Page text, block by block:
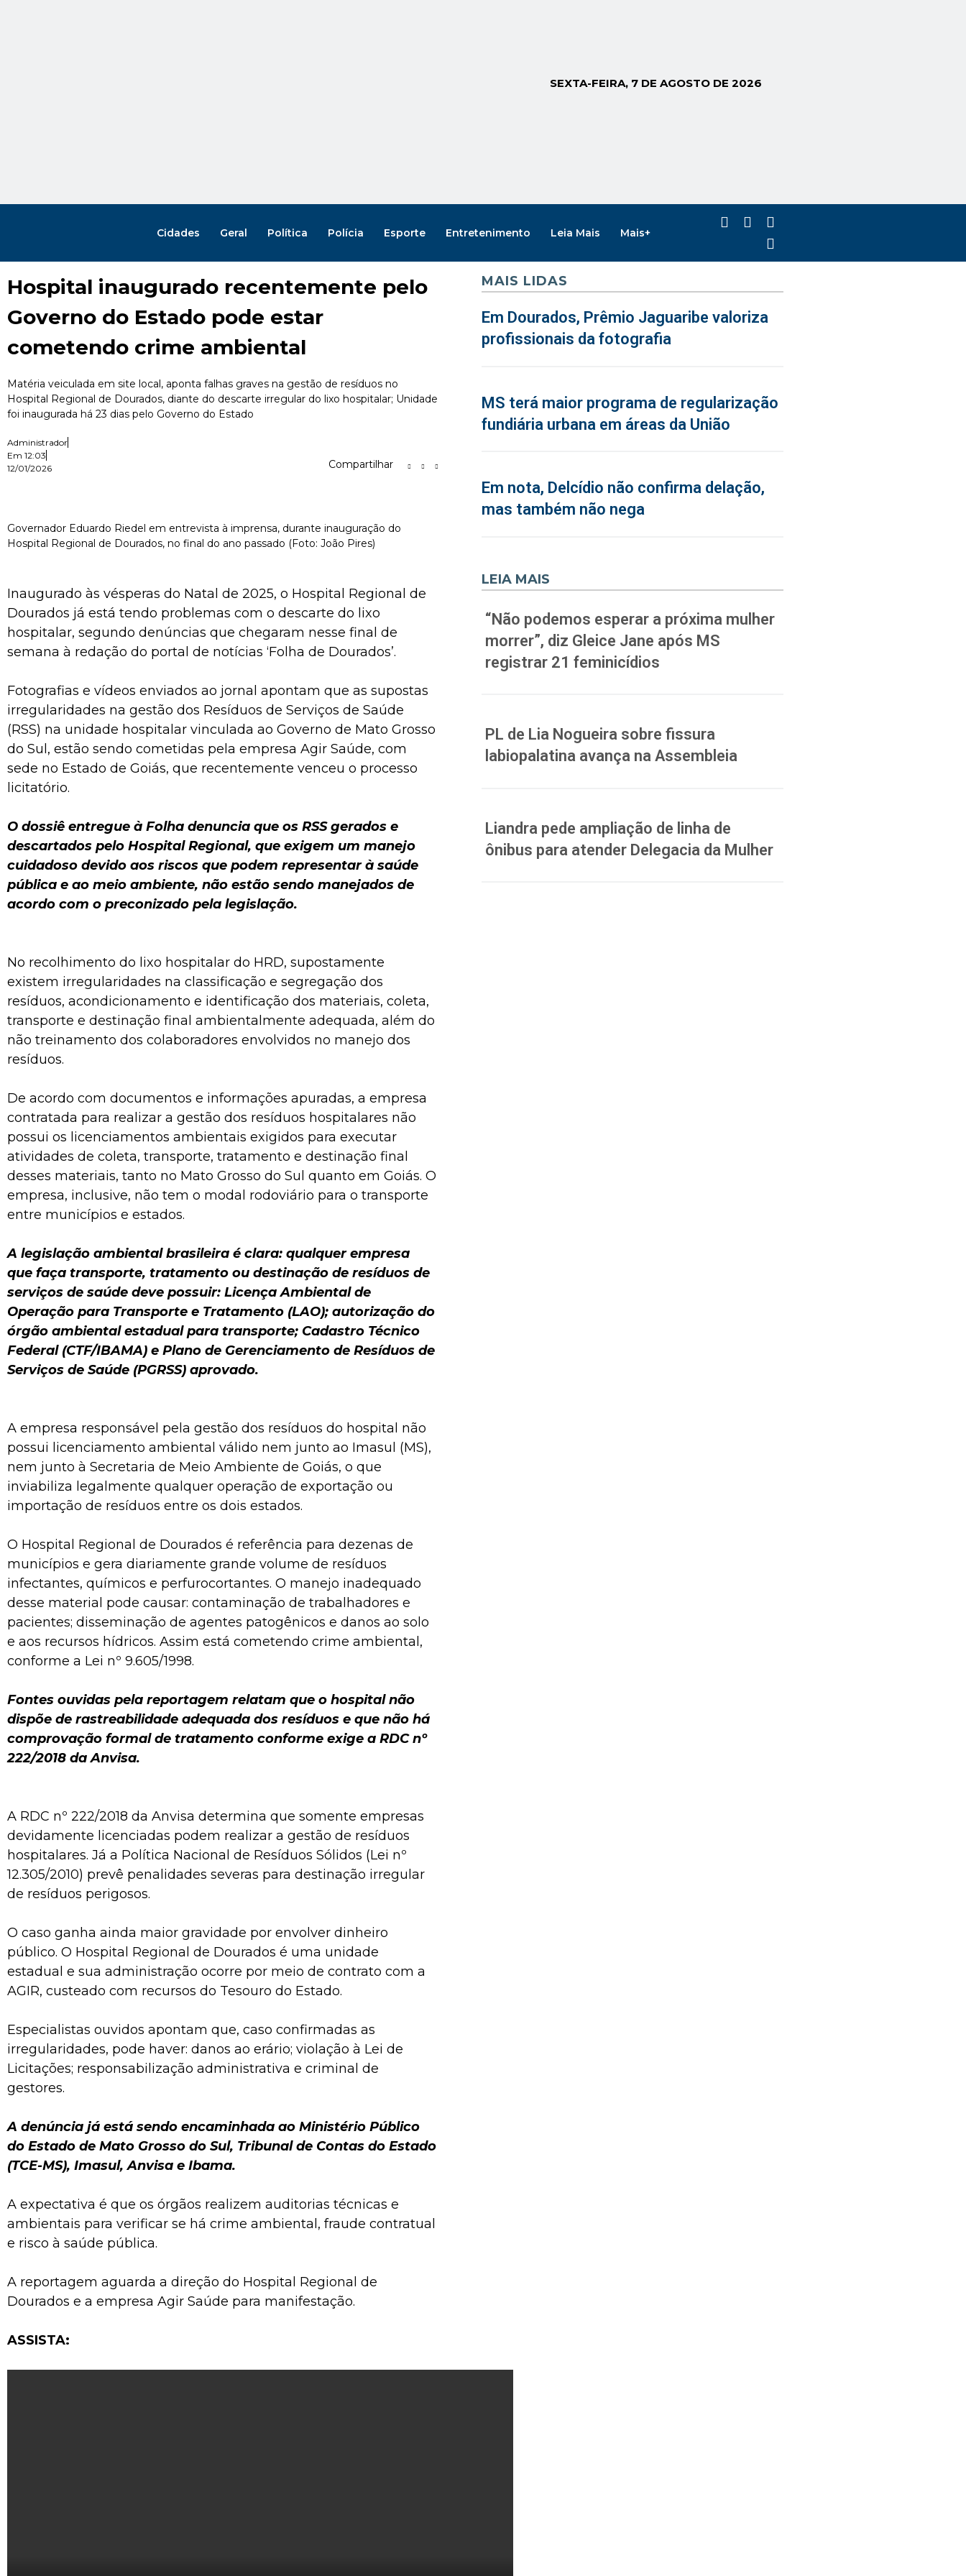
SEXTA-FEIRA, 7 DE AGOSTO DE 2026
Cidades Geral Política Polícia Esporte Entretenimento Leia Mais Mais+
Hospital inaugurado recentemente pelo
Governo do Estado pode estar
cometendo crime ambiental
Matéria veiculada em site local, aponta falhas graves na gestão de resíduos no
Hospital Regional de Dourados, diante do descarte irregular do lixo hospitalar; Unidade
foi inaugurada há 23 dias pelo Governo do Estado
Administrador
Em 12:03
12/01/2026
Compartilhar
Governador Eduardo Riedel em entrevista à imprensa, durante inauguração do
Hospital Regional de Dourados, no final do ano passado (Foto: João Pires)
Inaugurado às vésperas do Natal de 2025, o Hospital Regional de
Dourados já está tendo problemas com o descarte do lixo
hospitalar, segundo denúncias que chegaram nesse final de
semana à redação do portal de notícias ‘Folha de Dourados’.
Fotografias e vídeos enviados ao jornal apontam que as supostas
irregularidades na gestão dos Resíduos de Serviços de Saúde
(RSS) na unidade hospitalar vinculada ao Governo de Mato Grosso
do Sul, estão sendo cometidas pela empresa Agir Saúde, com
sede no Estado de Goiás, que recentemente venceu o processo
licitatório.
O dossiê entregue à Folha denuncia que os RSS gerados e
descartados pelo Hospital Regional, que exigem um manejo
cuidadoso devido aos riscos que podem representar à saúde
pública e ao meio ambiente, não estão sendo manejados de
acordo com o preconizado pela legislação.
No recolhimento do lixo hospitalar do HRD, supostamente
existem irregularidades na classificação e segregação dos
resíduos, acondicionamento e identificação dos materiais, coleta,
transporte e destinação final ambientalmente adequada, além do
não treinamento dos colaboradores envolvidos no manejo dos
resíduos.
De acordo com documentos e informações apuradas, a empresa
contratada para realizar a gestão dos resíduos hospitalares não
possui os licenciamentos ambientais exigidos para executar
atividades de coleta, transporte, tratamento e destinação final
desses materiais, tanto no Mato Grosso do Sul quanto em Goiás. O
empresa, inclusive, não tem o modal rodoviário para o transporte
entre municípios e estados.
A legislação ambiental brasileira é clara: qualquer empresa
que faça transporte, tratamento ou destinação de resíduos de
serviços de saúde deve possuir: Licença Ambiental de
Operação para Transporte e Tratamento (LAO); autorização do
órgão ambiental estadual para transporte; Cadastro Técnico
Federal (CTF/IBAMA) e Plano de Gerenciamento de Resíduos de
Serviços de Saúde (PGRSS) aprovado.
A empresa responsável pela gestão dos resíduos do hospital não
possui licenciamento ambiental válido nem junto ao Imasul (MS),
nem junto à Secretaria de Meio Ambiente de Goiás, o que
inviabiliza legalmente qualquer operação de exportação ou
importação de resíduos entre os dois estados.
O Hospital Regional de Dourados é referência para dezenas de
municípios e gera diariamente grande volume de resíduos
infectantes, químicos e perfurocortantes. O manejo inadequado
desse material pode causar: contaminação de trabalhadores e
pacientes; disseminação de agentes patogênicos e danos ao solo
e aos recursos hídricos. Assim está cometendo crime ambiental,
conforme a Lei nº 9.605/1998.
Fontes ouvidas pela reportagem relatam que o hospital não
dispõe de rastreabilidade adequada dos resíduos e que não há
comprovação formal de tratamento conforme exige a RDC nº
222/2018 da Anvisa.
A RDC nº 222/2018 da Anvisa determina que somente empresas
devidamente licenciadas podem realizar a gestão de resíduos
hospitalares. Já a Política Nacional de Resíduos Sólidos (Lei nº
12.305/2010) prevê penalidades severas para destinação irregular
de resíduos perigosos.
O caso ganha ainda maior gravidade por envolver dinheiro
público. O Hospital Regional de Dourados é uma unidade
estadual e sua administração ocorre por meio de contrato com a
AGIR, custeado com recursos do Tesouro do Estado.
Especialistas ouvidos apontam que, caso confirmadas as
irregularidades, pode haver: danos ao erário; violação à Lei de
Licitações; responsabilização administrativa e criminal de
gestores.
A denúncia já está sendo encaminhada ao Ministério Público
do Estado de Mato Grosso do Sul, Tribunal de Contas do Estado
(TCE-MS), Imasul, Anvisa e Ibama.
A expectativa é que os órgãos realizem auditorias técnicas e
ambientais para verificar se há crime ambiental, fraude contratual
e risco à saúde pública.
A reportagem aguarda a direção do Hospital Regional de
Dourados e a empresa Agir Saúde para manifestação.
ASSISTA:
MAIS LIDAS
Em Dourados, Prêmio Jaguaribe valoriza
profissionais da fotografia
MS terá maior programa de regularização
fundiária urbana em áreas da União
Em nota, Delcídio não confirma delação,
mas também não nega
LEIA MAIS
“Não podemos esperar a próxima mulher
morrer”, diz Gleice Jane após MS
registrar 21 feminicídios
PL de Lia Nogueira sobre fissura
labiopalatina avança na Assembleia
Liandra pede ampliação de linha de
ônibus para atender Delegacia da Mulher